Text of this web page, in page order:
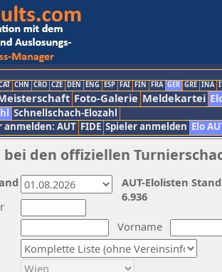
CHN CRO CZE DEN ENG ESP FAI FIN FRA GER GRE INA
Foto-Galerie Meldekartei
Schnellschach-Elozahl
anmelden: AUT FIDE Spieler anmelden Elo
den offiziellen
Vorname
AUT-Elolisten
6.936